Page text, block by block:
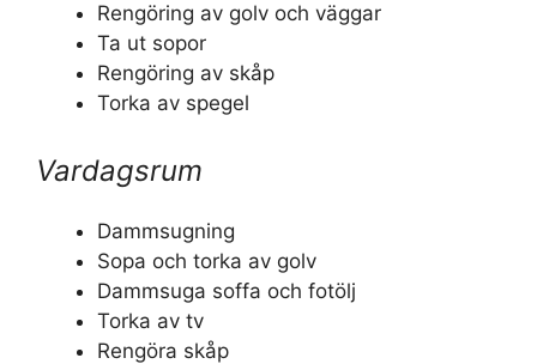
Rengöring av golv och väggar
Ta ut sopor
Rengöring av skåp
Torka av spegel
Vardagsrum
Dammsugning
Sopa och torka av golv
Dammsuga soffa och fotölj
Torka av tv
Rengöra skåp